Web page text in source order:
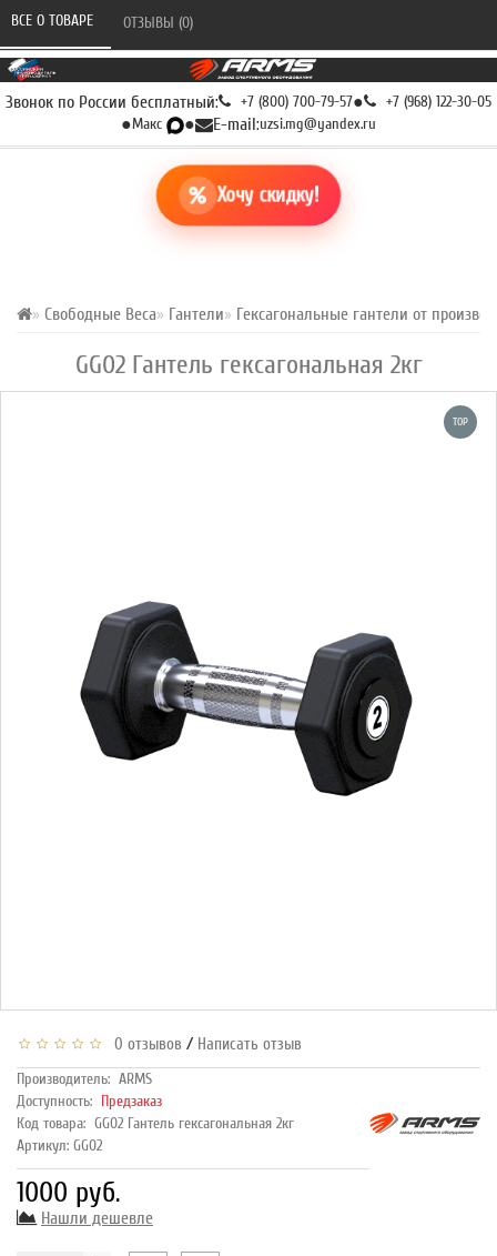
Звонок по России бесплатный: +7 (800) 700-79-57● +7 (968) 122-30-05
●Макс ● E-mail:uzsi.mg@yandex.ru
Хочу скидку!
Свободные Веса Гантели Гексагональные гантели от
GG02 Гантель гексагональная 2кг
ВСЕ О ТОВАРЕ ОТЗЫВЫ (0)
TOP
0 отзывов / Написать отзыв
Производитель: ARMS
Доступность: Предзаказ
Код товара: GG02 Гантель гексагональная 2кг
Артикул: GG02
1000 руб.
Нашли дешевле